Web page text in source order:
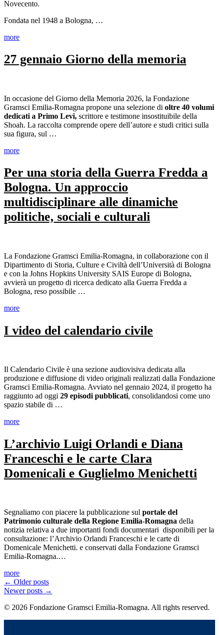
Novecento.
Fondata nel 1948 a Bologna, …
more
27 gennaio Giorno della memoria
In occasione del Giorno della Memoria 2026, la Fondazione
Gramsci Emilia-Romagna propone una selezione di oltre 40 volumi
dedicati a Primo Levi, scrittore e testimone insostituibile della
Shoah. La raccolta comprende opere dell’autore e studi critici sulla
sua figura, sul …
more
Per una storia della Guerra Fredda a
Bologna. Un approccio
multidisciplinare alle dinamiche
politiche, sociali e culturali
La Fondazione Gramsci Emilia-Romagna, in collaborazione con il
Dipartimento di Storia, Culture e Civiltà dell’Università di Bologna
e con la Johns Hopkins University SAIS Europe di Bologna,
avvierà un progetto di ricerca dedicato alla Guerra Fredda a
Bologna, reso possibile …
more
I video del calendario civile
Il Calendario Civile è una sezione audiovisiva dedicata alla
produzione e diffusione di video originali realizzati dalla Fondazione
Gramsci Emilia-Romagna. Avviato nel gennaio 2024, il progetto ha
raggiunto ad oggi 29 episodi pubblicati, consolidandosi come uno
spazio stabile di …
more
L’archivio Luigi Orlandi e Diana
Franceschi e le carte Clara
Domenicali e Guglielmo Menichetti
Segnaliamo con piacere la pubblicazione sul portale del
Patrimonio culturale della Regione Emilia-Romagna della
notizia relativa a due importanti fondi documentari disponibili per la
consultazione: l’Archivio Orlandi Franceschi e le carte di
Domenicale Menichetti. e conservati dalla Fondazione Gramsci
Emilia-Romagna.…
more
← Older posts
Newer posts →
© 2026 Fondazione Gramsci Emilia-Romagna. All rights reserved.